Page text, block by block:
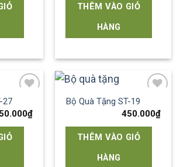
THÊM VÀO GIỎ
HÀNG
wishlist
27
₫
wishlist
Bộ Quà Tặng ST-19
450.000₫
THÊM VÀO GIỎ
HÀNG